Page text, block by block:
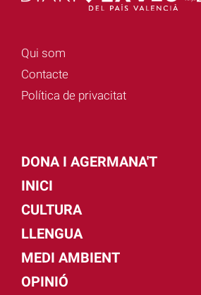
Qui som
Contacte
Política de privacitat
DONA I AGERMANA'T
INICI
CULTURA
LLENGUA
MEDI AMBIENT
OPINIÓ